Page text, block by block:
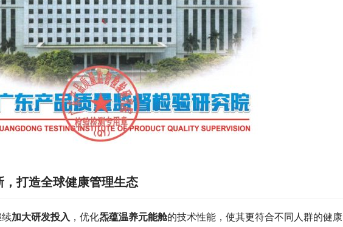
打造全球健康管理生态
加大研发投入 ，优化炁蕴温养元能舱的技术性能，使其更符合不同人群的健康